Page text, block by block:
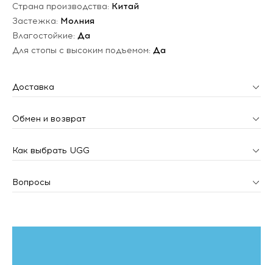
Страна производства: Китай
Застежка: Молния
Влагостойкие: Да
Для стопы с высоким подъемом: Да
Доставка
Обмен и возврат
Как выбрать UGG
Вопросы